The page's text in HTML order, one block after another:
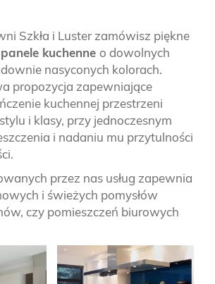
Szkła i Luster zamówisz piękne
kuchenne o dowolnych
nasyconych kolorach.
propozycja zapewniające
kuchennej przestrzeni
i klasy, przy jednoczesnym
i nadaniu mu przytulności
przez nas usług zapewnia
i świeżych pomysłów
czy pomieszczeń biurowych